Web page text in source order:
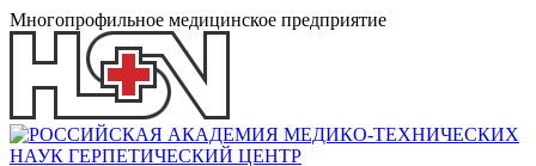
Многопрофильное медицинское предприятие